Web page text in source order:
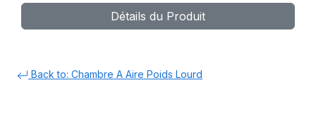
Détails du Produit
Back to: Chambre A Aire Poids Lourd